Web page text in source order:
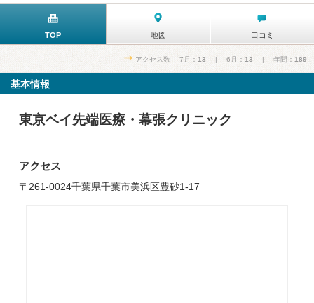
TOP 地図 口コミ
アクセス数 7月： 13 | 6月： 13 | 年間： 189
基本情報
東京ベイ先端医療・幕張クリニック
アクセス
〒261-0024千葉県千葉市美浜区豊砂1-17